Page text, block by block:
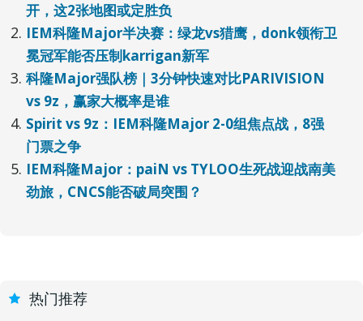
开，这2张地图或定胜负
IEM科隆Major半决赛：绿龙vs猎鹰，donk领衔卫
冕冠军能否压制karrigan新军
科隆Major强队榜｜3分钟快速对比PARIVISION
vs 9z，赢家大概率是谁
Spirit vs 9z：IEM科隆Major 2-0组焦点战，8强
门票之争
IEM科隆Major：paiN vs TYLOO生死战迎战南美
劲旅，CNCS能否破局突围？
热门推荐